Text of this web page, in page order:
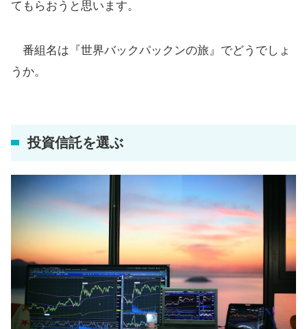
てもらおうと思います。
番組名は『世界バックパックンの旅』でどうでしょ
うか。
投資信託を選ぶ